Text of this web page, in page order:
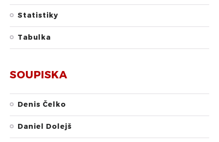
Statistiky
Tabulka
SOUPISKA
Denis Čelko
Daniel Dolejš